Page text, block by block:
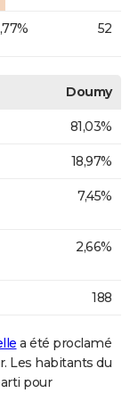
52
Doumy
81,03%
18,97%
7,45%
2,66%
188
a été proclamé
Les habitants du
pour